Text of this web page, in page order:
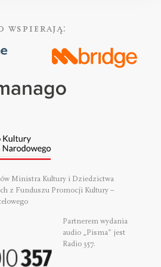
wspierają:
Ministra Kultury i Dziedzictwa
z Funduszu Promocji Kultury –
Partnerem wydania
audio „Pisma” jest
Radio 357.